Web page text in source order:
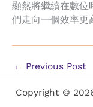
顯然將繼續在數位
們走向一個效率更
← Previous Post
Copyright ©